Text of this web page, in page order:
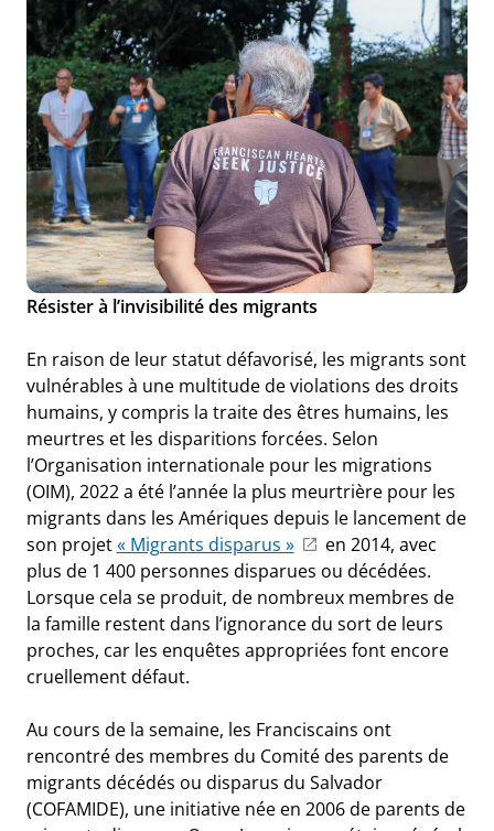
Résister à l’invisibilité des migrants
En raison de leur statut défavorisé, les migrants sont
vulnérables à une multitude de violations des droits
humains, y compris la traite des êtres humains, les
meurtres et les disparitions forcées. Selon
l’Organisation internationale pour les migrations
(OIM), 2022 a été l’année la plus meurtrière pour les
migrants dans les Amériques depuis le lancement de
son projet« Migrants disparus »
en 2014, avec
plus de 1 400 personnes disparues ou décédées.
Lorsque cela se produit, de nombreux membres de
la famille restent dans l’ignorance du sort de leurs
proches, car les enquêtes appropriées font encore
cruellement défaut.
Au cours de la semaine, les Franciscains ont
rencontré des membres du Comité des parents de
migrants décédés ou disparus du Salvador
(COFAMIDE), une initiative née en 2006 de parents de